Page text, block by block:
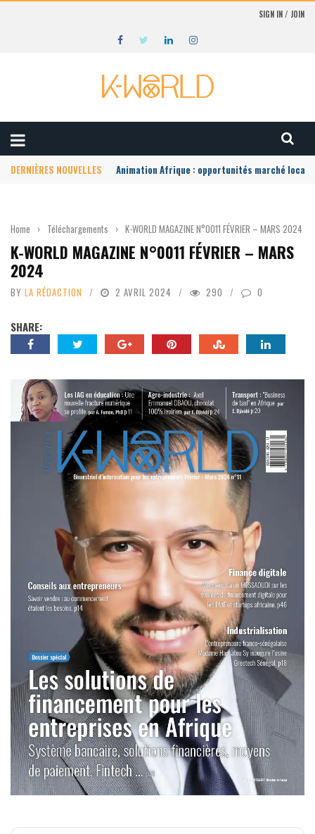
SIGN IN / JOIN
DERNIÈRES NOUVELLES Animation Afrique : opportunités marché local
Home › Téléchargements › K-WORLD MAGAZINE N°0011 FÉVRIER – MARS 2024
K-WORLD MAGAZINE N°0011 FÉVRIER – MARS
2024
BY LA RÉDACTION 2 AVRIL 2024 290 0
SHARE: